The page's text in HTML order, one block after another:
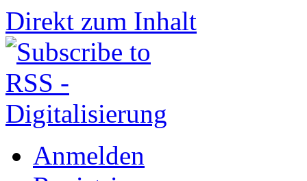
Direkt zum Inhalt
Anmelden